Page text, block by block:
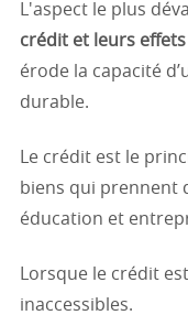
L'aspect le plus
crédit et leurs
érode la capacité
durable.
Le crédit est le
biens qui prennent
éducation et
Lorsque le crédit
inaccessibles.